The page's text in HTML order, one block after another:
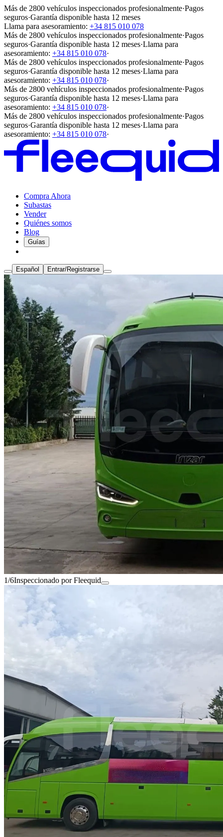
Más de 2800 vehículos inspeccionados profesionalmente·Pagos
seguros·Garantía disponible hasta 12 meses
Llama para asesoramiento: +34 815 010 078
Más de 2800 vehículos inspeccionados profesionalmente·Pagos
seguros·Garantía disponible hasta 12 meses·Llama para
asesoramiento: +34 815 010 078·
Más de 2800 vehículos inspeccionados profesionalmente·Pagos
seguros·Garantía disponible hasta 12 meses·Llama para
asesoramiento: +34 815 010 078·
Más de 2800 vehículos inspeccionados profesionalmente·Pagos
seguros·Garantía disponible hasta 12 meses·Llama para
asesoramiento: +34 815 010 078·
Más de 2800 vehículos inspeccionados profesionalmente·Pagos
seguros·Garantía disponible hasta 12 meses·Llama para
asesoramiento: +34 815 010 078·
Compra Ahora
Subastas
Vender
Quiénes somos
Blog
Guías
Español Entrar/Registrarse
1/6Inspeccionado por Fleequid